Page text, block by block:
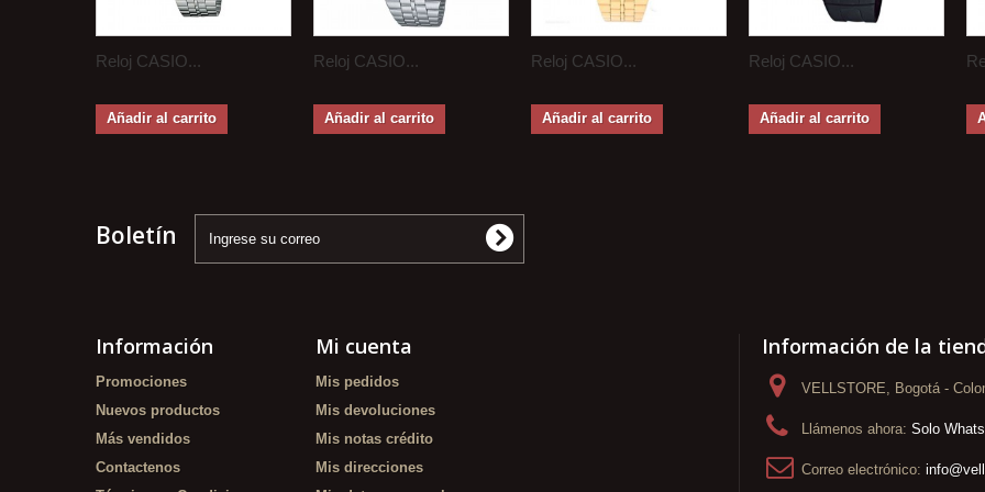
Reloj CASIO...
Añadir al carrito
Reloj CASIO...
Añadir al carrito
Reloj CASIO...
Añadir al carrito
Reloj CASIO...
Añadir al carrito
Boletín
Información
Promociones
Nuevos productos
Más vendidos
Contactenos
Mi cuenta
Mis pedidos
Mis devoluciones
Mis notas crédito
Mis direcciones
Información de la
VELLSTORE, Bogotá -
Llámenos ahora: Solo
Correo electrónico: